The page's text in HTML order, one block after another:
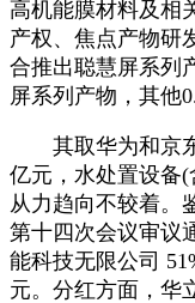
高机能膜材料及相
产权、焦点产物研
合推出聪慧屏系列
屏系列产物，其他
其取华为和京东
亿元，水处置设备(
从力趋向不较着。
第十四次会议审议
能科技无限公司
元。分红方面，华